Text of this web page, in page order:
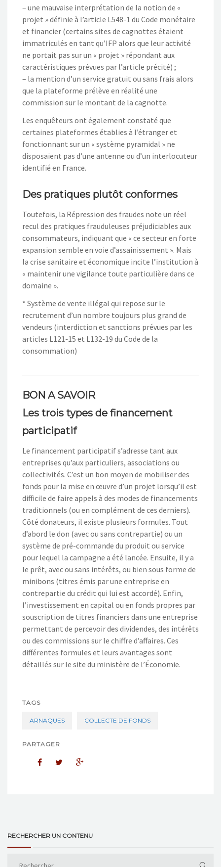
– une mauvaise interprétation de la notion de «
projet » définie à l’article L548-1 du Code monétaire
et financier (certains sites de cagnottes étaient
immatriculés en tant qu’IFP alors que leur activité
ne portait pas sur un « projet » répondant aux
caractéristiques prévues par l’article précité) ;
– la mention d’un service gratuit ou sans frais alors
que la plateforme prélève en réalité une
commission sur le montant de la cagnotte.
Les enquêteurs ont également constaté que
certaines plateformes établies à l’étranger et
fonctionnant sur un « système pyramidal » ne
disposaient pas d’une antenne ou d’un interlocuteur
identifié en France.
Des pratiques plutôt conformes
Toutefois, la Répression des fraudes note un réel
recul des pratiques frauduleuses préjudiciables aux
consommateurs, indiquant que « ce secteur en forte
expansion semble en voie d’assainissement ». Mais
la crise sanitaire et économique incite l’institution à
« maintenir une vigilance toute particulière dans ce
domaine ».
* Système de vente illégal qui repose sur le
recrutement d’un nombre toujours plus grand de
vendeurs (interdiction et sanctions prévues par les
articles L121-15 et L132-19 du Code de la
consommation)
BON A SAVOIR
Les trois types de financement
participatif
Le financement participatif s’adresse tant aux
entreprises qu’aux particuliers, associations ou
collectivités. C’est un bon moyen de mobiliser des
fonds pour la mise en œuvre d’un projet lorsqu’il est
difficile de faire appels à des modes de financements
traditionnels (ou en complément de ces derniers).
Côté donateurs, il existe plusieurs formules. Tout
d’abord le don (avec ou sans contrepartie) ou un
système de pré-commande du produit ou service
pour lequel la campagne a été lancée. Ensuite, il y a
le prêt, avec ou sans intérêts, ou bien sous forme de
minibons (titres émis par une entreprise en
contrepartie du crédit qui lui est accordé). Enfin,
l’investissement en capital ou en fonds propres par
souscription de titres financiers dans une entreprise
permettant de percevoir des dividendes, des intérêts
ou des commissions sur le chiffre d’affaires. Ces
différentes formules et leurs avantages sont
détaillés sur le site du ministère de l’Économie.
TAGS
ARNAQUES COLLECTE DE FONDS
PARTAGER
RECHERCHER UN CONTENU